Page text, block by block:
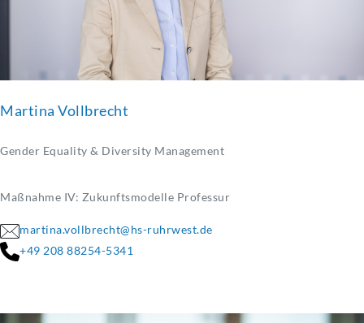
Martina Vollbrecht
Gender Equality & Diversity Management
Maßnahme IV: Zukunftsmodelle Professur
martina.vollbrecht@hs-ruhrwest.de
+49 208 88254-5341